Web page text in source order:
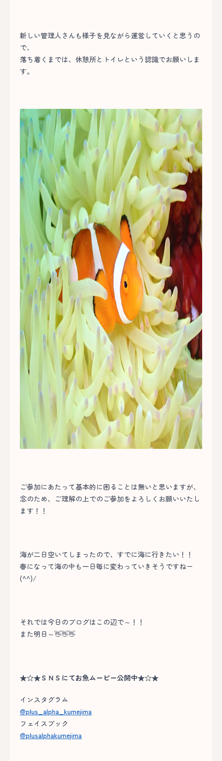
新しい管理人さんも様子を見ながら運営していくと思うの
で、
落ち着くまでは、休憩所とトイレという認識でお願いしま
す。
ご参加にあたって基本的に困ることは無いと思いますが、
念のため、ご理解の上でのご参加をよろしくお願いいたし
ます！！
海が二日空いてしまったので、すでに海に行きたい！！
春になって海の中も一日毎に変わっていきそうですねー
(^^)/
それでは今日のブログはこの辺で～！！
また明日～👋👋👋
★☆★ＳＮＳにてお魚ムービー公開中★☆★
インスタグラム
@plus_alpha_kumejima
フェイスブック
@plusalphakumejima